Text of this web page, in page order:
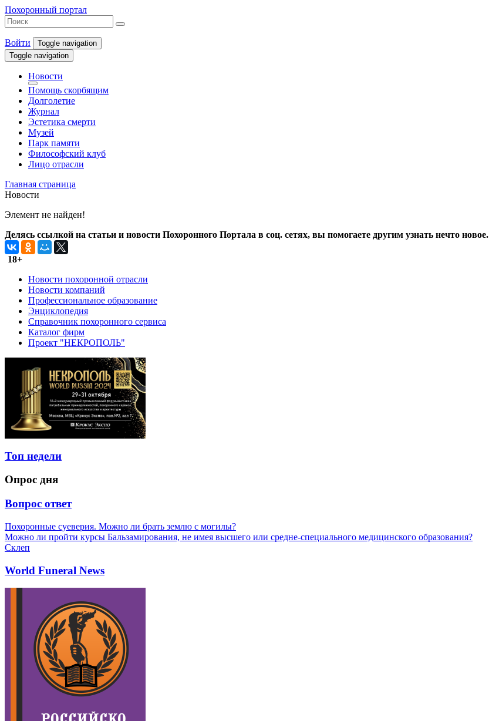
Похоронный портал
Войти
Toggle navigation
Toggle navigation
Новости
Помощь скорбящим
Долголетие
Журнал
Эстетика смерти
Музей
Парк памяти
Философский клуб
Лицо отрасли
Главная страница
Новости
Элемент не найден!
Делясь ссылкой на статьи и новости Похоронного Портала в соц. сетях, вы помогаете другим узнать нечто новое.
18+
Новости похоронной отрасли
Новости компаний
Профессиональное образование
Энциклопедия
Справочник похоронного сервиса
Каталог фирм
Проект "НЕКРОПОЛЬ"
Топ недели
Опрос дня
Вопрос ответ
Похоронные суеверия. Можно ли брать землю с могилы?
Можно ли пройти курсы Бальзамирования, не имея высшего или средне-специального медицинского образования?
Склеп
World Funeral News